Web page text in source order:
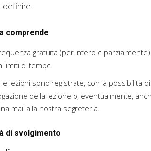
definire
comprende
gratuita (per intero o
limiti di tempo.
lezioni sono registrate, con la possibilità
della lezione o, eventualmente,
mail alla nostra segreteria.
di svolgimento